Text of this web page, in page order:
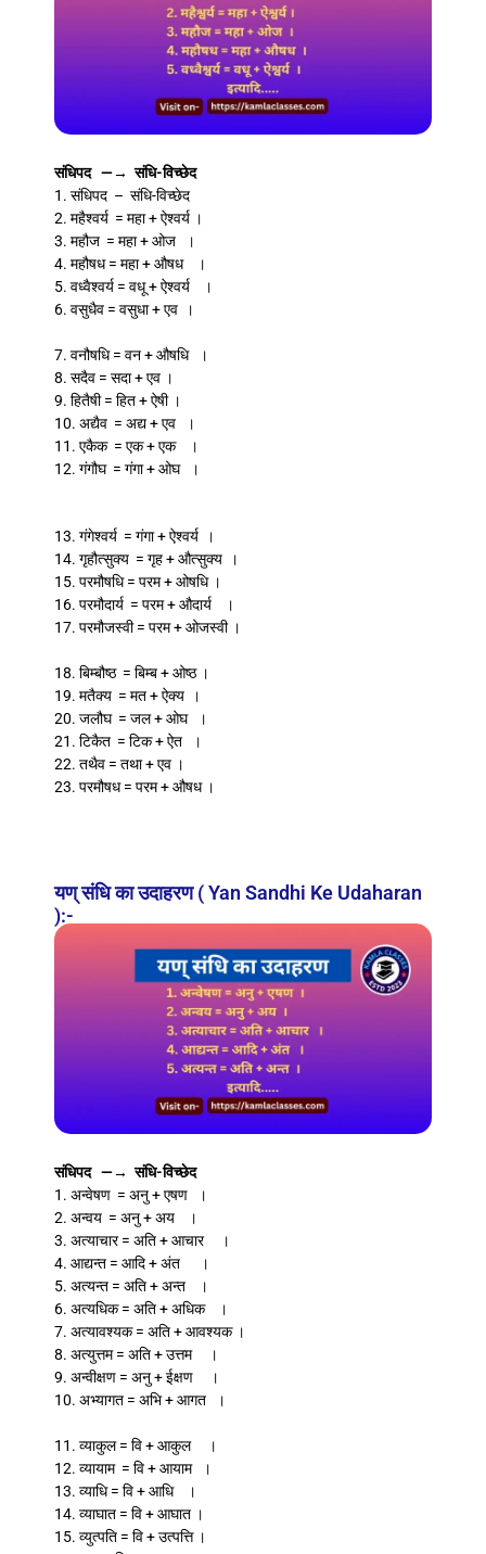
संधिपद —→ संधि-विच्छेद
1. संधिपद – संधि-विच्छेद
2. महैश्वर्य = महा + ऐश्वर्य ।
3. महौज = महा + ओज ।
4. महौषध = महा + औषध ।
5. वध्वैश्वर्य = वधू + ऐश्वर्य ।
6. वसुधैव = वसुधा + एव ।
7. वनौषधि = वन + औषधि ।
8. सदैव = सदा + एव ।
9. हितैषी = हित + ऐषी ।
10. अद्यैव = अद्य + एव ।
11. एकैक = एक + एक ।
12. गंगौघ = गंगा + ओघ ।
13. गंगेश्वर्य = गंगा + ऐश्वर्य ।
14. गृहौत्सुक्य = गृह + औत्सुक्य ।
15. परमौषधि = परम + ओषधि ।
16. परमौदार्य = परम + औदार्य ।
17. परमौजस्वी = परम + ओजस्वी ।
18. बिम्बौष्ठ = बिम्ब + ओष्ठ ।
19. मतैक्य = मत + ऐक्य ।
20. जलौघ = जल + ओघ ।
21. टिकैत = टिक + ऐत ।
22. तथैव = तथा + एव ।
23. परमौषध = परम + औषध ।
यण् संधि का उदाहरण ( Yan Sandhi Ke Udaharan
):-
संधिपद —→ संधि-विच्छेद
1. अन्वेषण = अनु + एषण ।
2. अन्वय = अनु + अय ।
3. अत्याचार = अति + आचार ।
4. आद्यन्त = आदि + अंत ।
5. अत्यन्त = अति + अन्त ।
6. अत्यधिक = अति + अधिक ।
7. अत्यावश्यक = अति + आवश्यक ।
8. अत्युत्तम = अति + उत्तम ।
9. अन्वीक्षण = अनु + ईक्षण ।
10. अभ्यागत = अभि + आगत ।
11. व्याकुल = वि + आकुल ।
12. व्यायाम = वि + आयाम ।
13. व्याधि = वि + आधि ।
14. व्याघात = वि + आघात ।
15. व्युत्पति = वि + उत्पत्ति ।